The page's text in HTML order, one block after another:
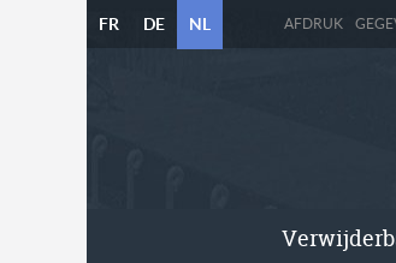
FR DE NL AFDRUK